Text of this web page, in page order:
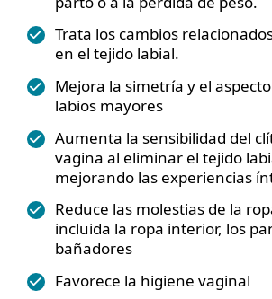
Trata los cambios
en el tejido labial.
Mejora la simetría y el
labios mayores
Aumenta la sensibilidad del
vagina al eliminar el tejido
mejorando las experiencias
Reduce las molestias de la
incluida la ropa interior, los
bañadores
Favorece la higiene vaginal